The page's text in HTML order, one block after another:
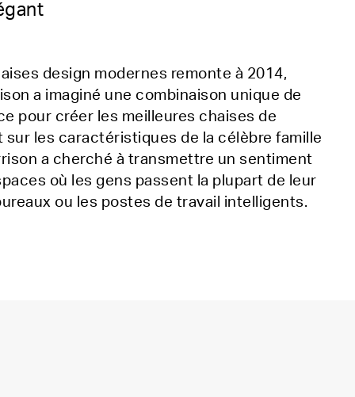
design modernes remonte à 2014,
a imaginé une combinaison unique de
pour créer les meilleures chaises de
sur les caractéristiques de la célèbre famille
a cherché à transmettre un sentiment
où les gens passent la plupart de leur
ou les postes de travail intelligents.